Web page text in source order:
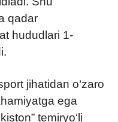
qadar
hududlari 1-
jihatidan o‘zaro
ega
temiryo‘li